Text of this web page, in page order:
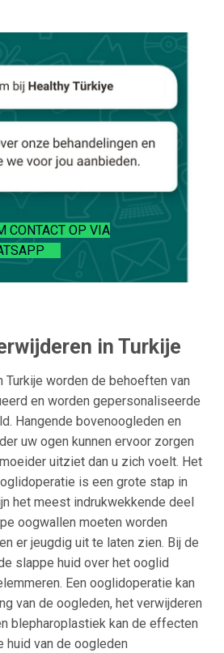
CONTACT OP VIA
in Turkije
worden de behoeften van
en worden gepersonaliseerde
Hangende bovenoogleden en
uw ogen kunnen ervoor zorgen
uitziet dan u zich voelt. Het
is een grote stap in
het meest indrukwekkende deel
oogwallen moeten worden
er jeugdig uit te laten zien. Bij de
slappe huid over het ooglid
Een ooglidoperatie kan
van de oogleden, het verwijderen
blepharoplastiek kan de effecten
huid van de oogleden